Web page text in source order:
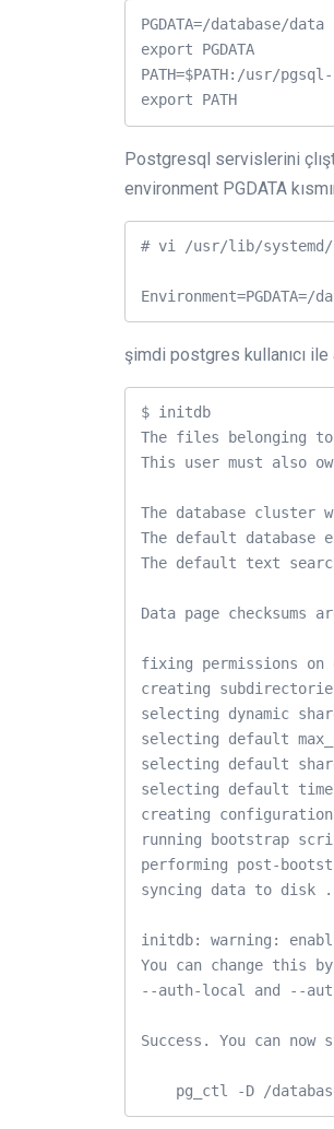
PGDATA=/database/data
export PGDATA
PATH=$PATH:/usr/
Postgresql servislerini
environment PGDATA
# vi /usr/lib/systemd/
Environment=PGDATA=/
şimdi postgres kullanıcı
$ initdb
The files belonging
This user must also
The database
The default database
The default text
Data page checksums
fixing permissions
creating
selecting dynamic
selecting default
selecting default
selecting default
creating
running bootstrap
performing post-
syncing data to disk
initdb: warning:
You can change this
--auth-local and --
Success. You can